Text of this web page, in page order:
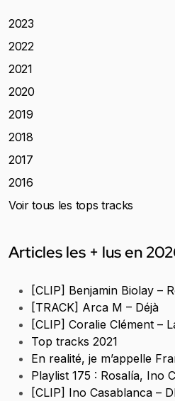
2023
2022
2021
2020
2019
2018
2017
2016
Voir tous les tops tracks
Articles les + lus en
[CLIP] Benjamin Biolay –
[TRACK] Arca M – Déjà
[CLIP] Coralie Clément –
Top tracks 2021
En realité, je m’appelle
Playlist 175 : Rosalía, Ino
[CLIP] Ino Casablanca –